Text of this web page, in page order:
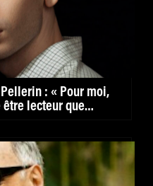
Pellerin : « Pour moi,
être lecteur que